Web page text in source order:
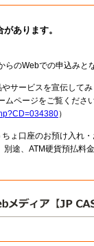
あります。
のWebでの申込みと
サービスを宣伝して
ムページをご覧くださ
）
ょ口座のお預け入れ
途、ATM硬貨預払料